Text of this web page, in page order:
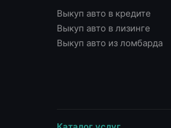
Выкуп авто в кредите
Выкуп авто в лизинге
Выкуп авто из ломбарда